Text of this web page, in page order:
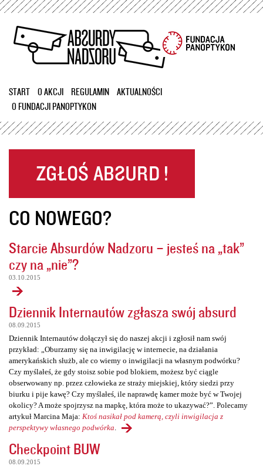
Przejdź
treści
START O AKCJI REGULAMIN
AKTUALNOŚCI
O FUNDACJI PANOPTYKON
CO NOWEGO?
Starcie Absurdów Nadzoru – jesteś na „tak”
czy na „nie”?
03.10.2015
Dziennik Internautów zgłasza swój absurd
08.09.2015
Dziennik Internautów dołączył się do naszej akcji i zgłosił nam swój
przykład: „Oburzamy się na inwigilację w internecie, na działania
amerykańskich służb, ale co wiemy o inwigilacji na własnym podwórku?
Czy myślałeś, że gdy stoisz sobie pod blokiem, możesz być ciągle
obserwowany np. przez człowieka ze straży miejskiej, który siedzi przy
biurku i pije kawę? Czy myślałeś, ile naprawdę kamer może być w Twojej
okolicy? A może spojrzysz na mapkę, która może to ukazywać?”. Polecamy
artykuł Marcina Maja: Ktoś nasikał pod kamerą, czyli inwigilacja z
perspektywy własnego podwórka
Checkpoint BUW
08.09.2015